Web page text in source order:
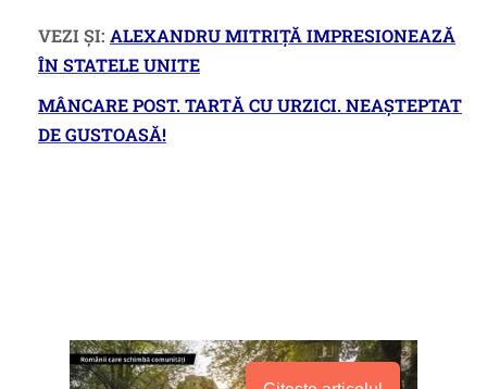
VEZI ŞI: ALEXANDRU MITRIȚĂ IMPRESIONEAZĂ
ÎN STATELE UNITE
MÂNCARE POST. TARTĂ CU URZICI. NEAȘTEPTAT
DE GUSTOASĂ!